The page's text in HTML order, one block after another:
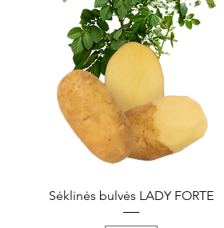
Greita peržiūra
Sėklinės bulvės LADY FORTE